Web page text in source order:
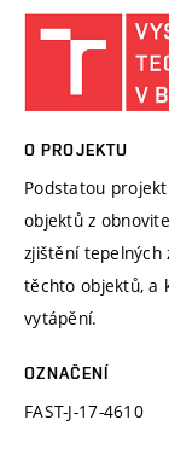
O PROJEKTU
Podstatou
objektů z
zjištění
těchto objektů, a
vytápění.
OZNAČENÍ
FAST-J-17-4610